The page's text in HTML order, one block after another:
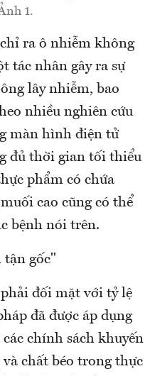
1.
ra ô nhiễm không
tác nhân gây ra sự
lây nhiễm, bao
nhiều nghiên cứu
màn hình điện tử
đủ thời gian tối thiểu
phẩm có chứa
cao cũng có thể
bệnh nói trên.
tận gốc"
đối mặt với tỷ lệ
đã được áp dụng
chính sách khuyến
chất béo trong thực